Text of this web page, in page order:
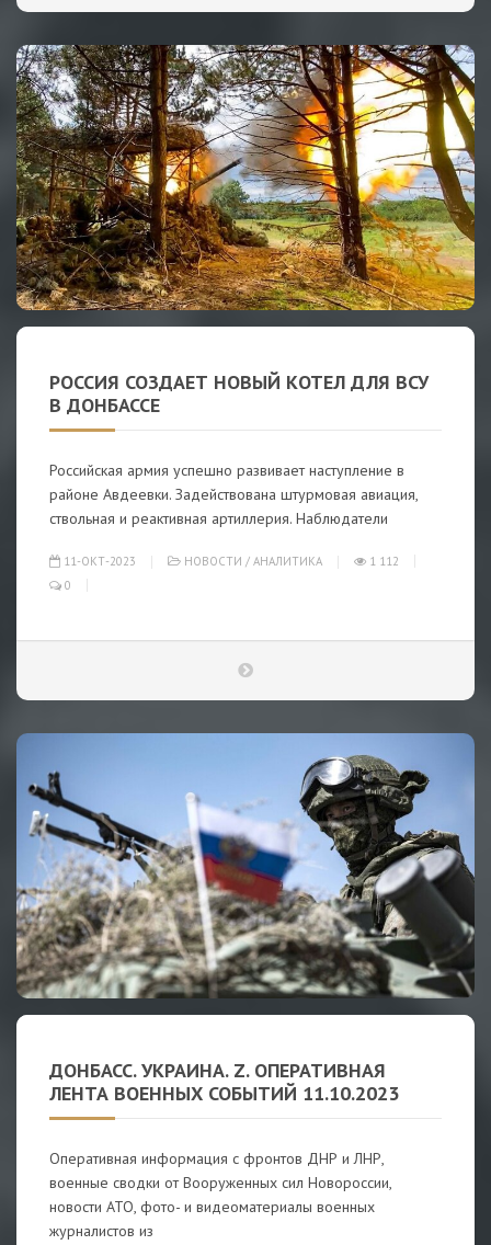
РОССИЯ СОЗДАЕТ НОВЫЙ КОТЕЛ ДЛЯ ВСУ
В ДОНБАССЕ
Российская армия успешно развивает наступление в
районе Авдеевки. Задействована штурмовая авиация,
ствольная и реактивная артиллерия. Наблюдатели
11-ОКТ-2023 НОВОСТИ / АНАЛИТИКА
1 112
0
ДОНБАСС. УКРАИНА. Z. ОПЕРАТИВНАЯ
ЛЕНТА ВОЕННЫХ СОБЫТИЙ 11.10.2023
Оперативная информация с фронтов ДНР и ЛНР,
военные сводки от Вооруженных сил Новороссии,
новости АТО, фото- и видеоматериалы военных
журналистов из